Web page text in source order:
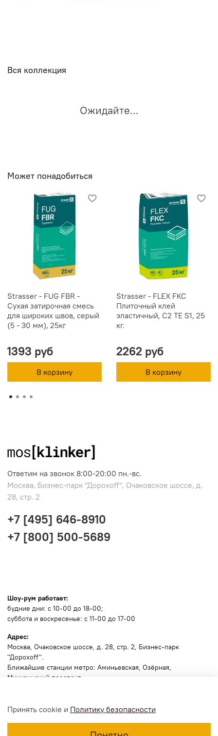
Вся коллекция
Ожидайте...
Может понадобиться
Strasser - FUG FBR -
Сухая затирочная смесь
для широких швов, серый
(5 - 30 мм), 25кг
1393 руб
В корзину
Strasser - FLEX FKC
Плиточный клей
эластичный, C2 TE S1, 25
кг.
2262 руб
В корзину
Ответим на звонок 8:00-20:00 пн.-вс.
Москва, Бизнес-парк "Дорохоff", Очаковское шоссе, д.
28, стр. 2
+7 [495] 646-8910
+7 [800] 500-5689
Шоу-рум работает:
будние дни: с 10-00 до 18-00;
суббота и воскресенье: с 11-00 до 17-00
Адрес:
Москва, Очаковское шоссе, д. 28, стр. 2, Бизнес-парк
"Дорохоff".
Ближайшие станции метро: Аминьевская, Озёрная,
Мичуринский проспект.
Принять cookie и Политику безопасности